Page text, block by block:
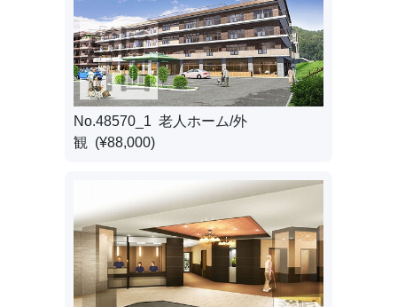
No.48570_1 老人ホーム/外
観 (¥88,000)